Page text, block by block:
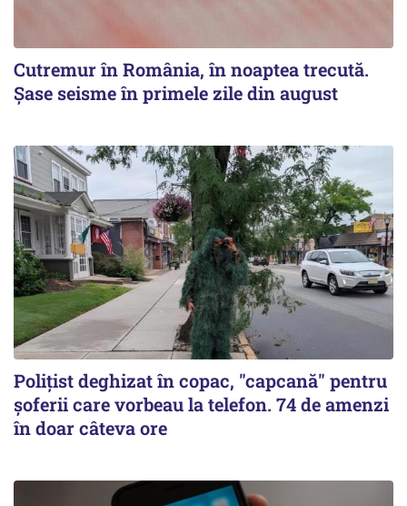
Cutremur în România, în noaptea trecută.
Șase seisme în primele zile din august
Polițist deghizat în copac, "capcană" pentru
șoferii care vorbeau la telefon. 74 de amenzi
în doar câteva ore